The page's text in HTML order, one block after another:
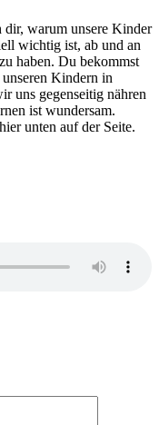
warum unsere Kinder
wichtig ist, ab und an
haben. Du bekommst
unseren Kindern in
uns gegenseitig nähren
ist wundersam.
unten auf der Seite.